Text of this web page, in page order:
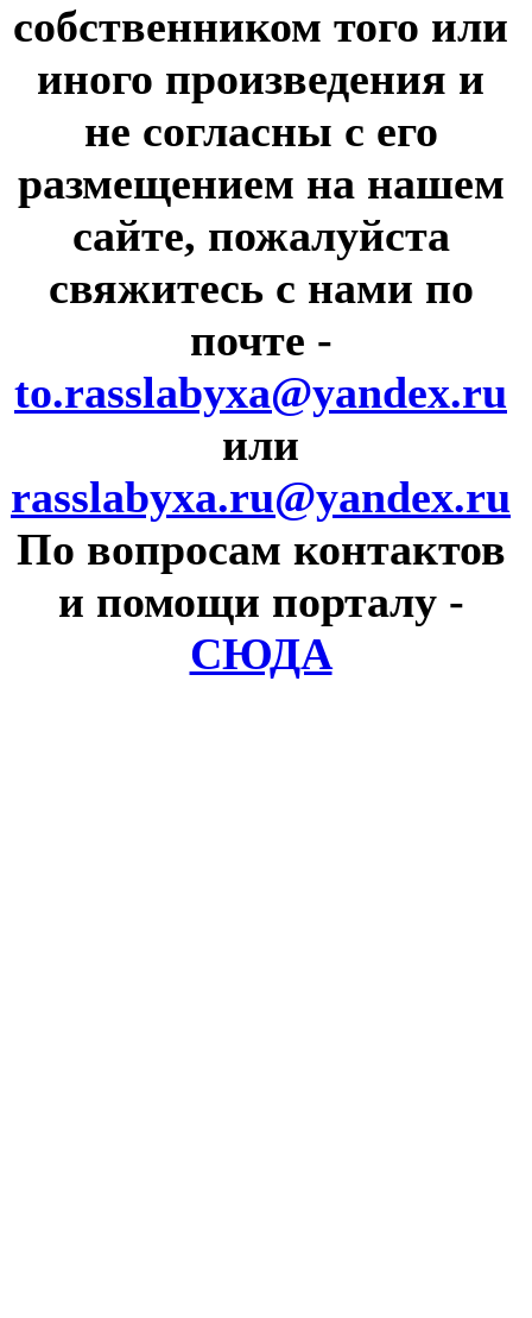
собственником того или
иного произведения и
не согласны с его
размещением на нашем
сайте, пожалуйста
свяжитесь с нами по
почте -
to.rasslabyxa@yandex.ru
или
rasslabyxa.ru@yandex.ru
По вопросам контактов
и помощи порталу -
СЮДА